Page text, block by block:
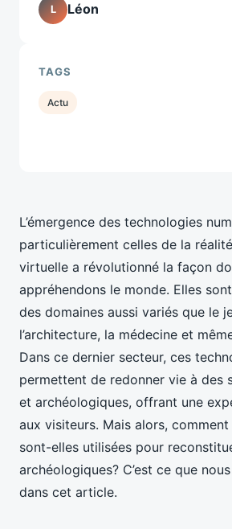
L’émergence des technologies
particulièrement celles de la
virtuelle a révolutionné la façon
appréhendons le monde. Elles
des domaines aussi variés que le
l’architecture, la médecine et
Dans ce dernier secteur, ces
permettent de redonner vie à des
et archéologiques, offrant une
aux visiteurs. Mais alors,
sont-elles utilisées pour
archéologiques? C’est ce que
dans cet article.
L Léon
TAGS
Actu